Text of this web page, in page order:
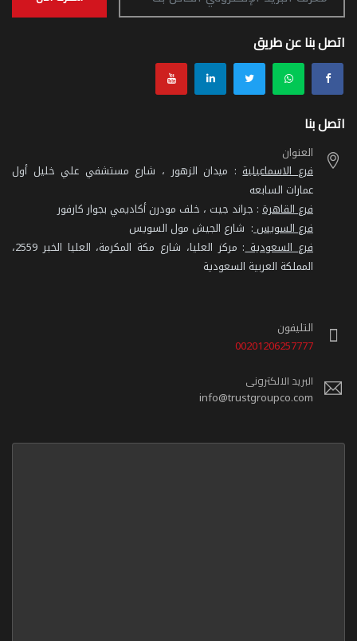
اتصل بنا عن طريق
اتصل بنا
العنوان
فرع الاسماعيلية: ميدان الزهور ، شارع مستشفي علي خليل أول
عمارات السابعه
فرع القاهرة : جراند جيت ، خلف مودرن أكاديمي بجوار كارفور
فرع السويس: شارع الجيش مول السويس
فرع السعودية
: مركز العليا، شارع مكة المكرمة، العليا الخبر 2559،
المملكة العربية السعودية
التليفون
00201206257777
البريد الالكترونى
info@trustgroupco.com